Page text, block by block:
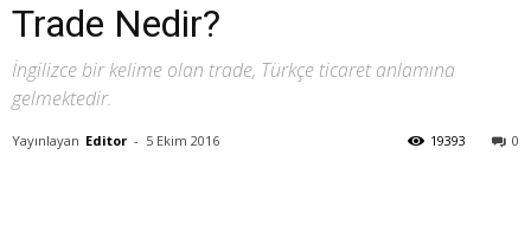
Trade Nedir?
İngilizce bir kelime olan trade, Türkçe ticaret anlamına
gelmektedir.
Yayınlayan Editor - 5 Ekim 2016 0
19393